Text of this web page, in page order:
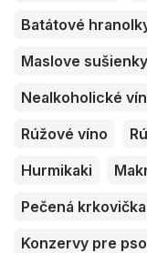
Batátové
Maslove sušienky
Nealkoholické
Rúžové víno
Hurmikaki
Pečená krkovička
Konzervy pre